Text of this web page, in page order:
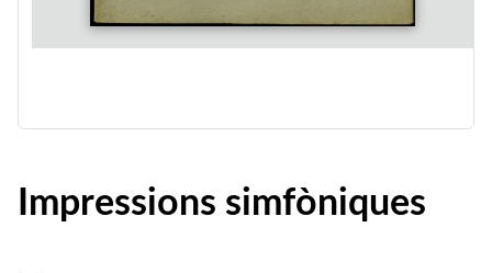
Impressions simfòniques